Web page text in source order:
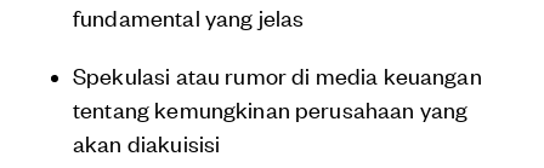
fundamental yang jelas
Spekulasi atau rumor di media keuangan
tentang kemungkinan perusahaan yang
akan diakuisisi